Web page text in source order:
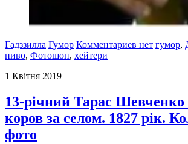
Гадззилла Гумор Комментариев нет гумор,
пиво, Фотошоп, хейтери
1 Квітня 2019
13-річний Тарас Шевченко
коров за селом. 1827 рік.
фото